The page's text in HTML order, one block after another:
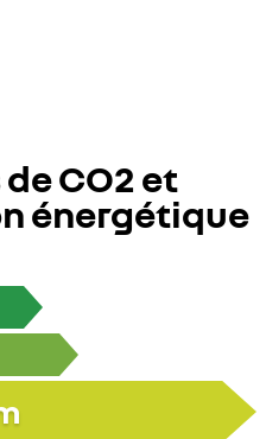
CO2 et
énergétique